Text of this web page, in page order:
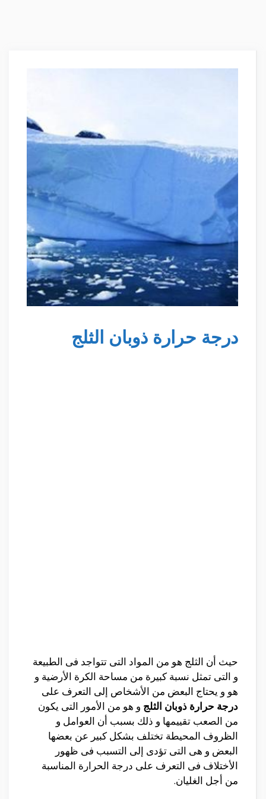
درجة حرارة ذوبان الثلج
حيث أن الثلج هو من المواد التى تتواجد فى الطبيعة
و التى تمثل نسبة كبيرة من مساحة الكرة الأرضية و
هو و يحتاج البعض من الأشخاص إلى التعرف على
درجة حرارة ذوبان الثلج و هو من الأمور التى يكون
من الصعب تقييمها و ذلك بسبب أن العوامل و
الظروف المحيطة تختلف بشكل كبير عن بعضها
البعض و هى التى تؤدى إلى التسبب فى ظهور
الأختلاف فى التعرف على درجة الحرارة المناسبة
من أجل الغليان.